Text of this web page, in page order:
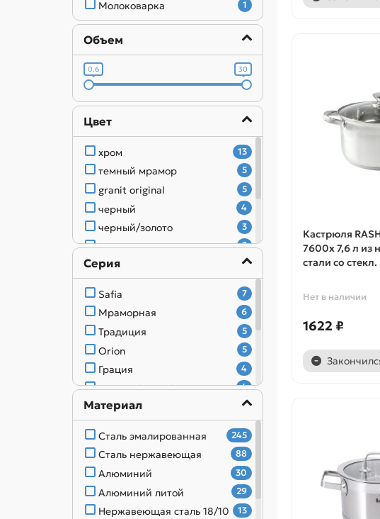
15
Посуда Мечта 12
Стальэмаль
Молоковарка 1
Объем
0,6 30
Цвет
хром 13
темный мрамор 5
granit original 5
черный 4
черный/золото 3
black 3
капучино 2
черный/серебро 1
Серия
Safia 7
Мраморная 6
Традиция 5
Orion 5
Грация 4
Granit Ultra Induction 4
Granit 3
Литая посуда без покрытия 2
2
Leon 1
Материал
Сталь эмалированная 245
Сталь нержавеющая 88
Алюминий 30
Алюминий литой 29
Нержавеющая сталь 18/10 13
Кастрюля
7600х 7,6 л
стали со
Нет в наличии
1622 ₽